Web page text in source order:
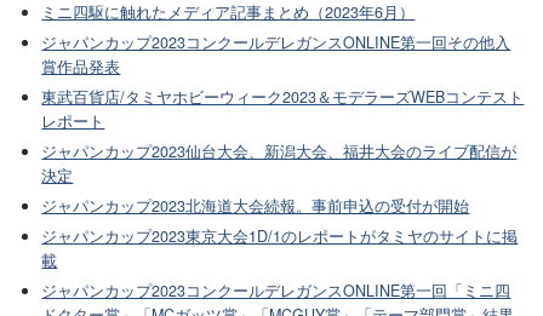
ミニ四駆に触れたメディア記事まとめ（2023年6月）
ジャパンカップ2023コンクールデレガンスONLINE第一回その他入
賞作品発表
東武百貨店/タミヤホビーウィーク2023＆モデラーズWEBコンテスト
レポート
ジャパンカップ2023仙台大会、新潟大会、福井大会のライブ配信が
決定
ジャパンカップ2023北海道大会続報。事前申込の受付が開始
ジャパンカップ2023東京大会1D/1のレポートがタミヤのサイトに掲
載
ジャパンカップ2023コンクールデレガンスONLINE第一回「ミニ四